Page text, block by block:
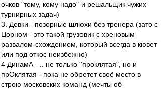
очков "тому, кому надо" и решальщик чужих
турнирных задач)
3. Девки - позорные шлюхи без тренера (зато с
Цорном - это такой грузовик с хреновым
развалом-схождением, который всегда в кювет
или под откос неизбежно)
4 ДинамА - .. не только "проклятая", но и
прОклятая - пока не обретет своё место в
строю московских команд (мечты об